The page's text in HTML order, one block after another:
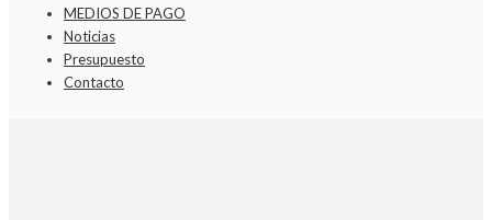
MEDIOS DE PAGO
Noticias
Presupuesto
Contacto